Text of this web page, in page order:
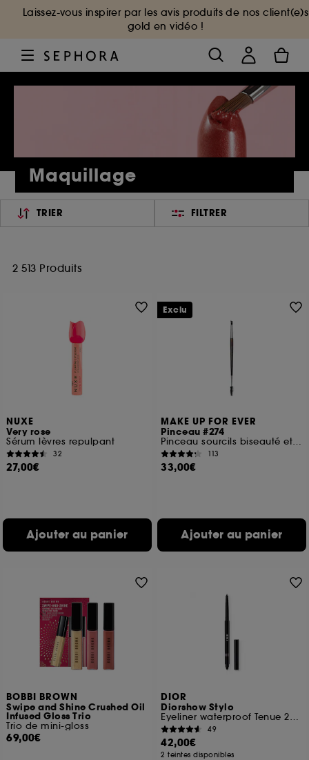
Laissez-vous inspirer par les avis produits de nos client(e)s
gold en vidéo !
Maquillage
TRIER FILTRER
2 513 Produits
NUXE
Very rose
Sérum lèvres repulpant
32
27,00€
Ajouter au panier
MAKE UP FOR EVER
Pinceau #274
Pinceau sourcils biseauté et goupillon
113
33,00€
Ajouter au panier
Exclu
BOBBI BROWN
Swipe and Shine Crushed Oil
Infused Gloss Trio
Trio de mini-gloss
69,00€
DIOR
Diorshow Stylo
Eyeliner waterproof Tenue 24 h Couleur intense
49
42,00€
2 teintes disponibles